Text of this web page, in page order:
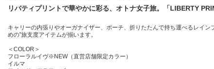
リバティプリントで華やかに彩る、オトナ女子旅。「LIBERTY
キャリーの内張りやオーガナイザー、ポーチ、折りたたんで持ち運べるレイ
めの”旅支度アイテムが揃います。
＜COLOR＞
フローラルイヴ※NEW（直営店舗限定カラー）
イルマ